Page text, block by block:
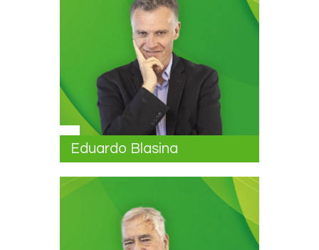
Eduardo Blasina